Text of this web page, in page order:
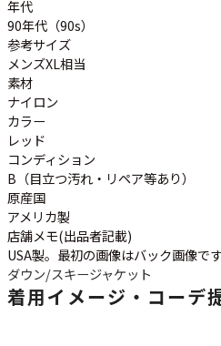
お客様の声
お気に入りリスト
会員登録
メルマガ登録
会社概要
店舗一覧
古着卸売
特定商取引法に基づく表示
プライバシーポリシー
お問い合わせ
年代
90年代（90s）
参考サイズ
メンズXL相当
素材
ナイロン
カラー
レッド
コンディション
B（目立つ汚れ・リペア等あり）
原産国
アメリカ製
店舗メモ(出品者記載)
USA製。最初の画像はバック画像です
ダウン/スキージャケット
着用イメージ・コーデ